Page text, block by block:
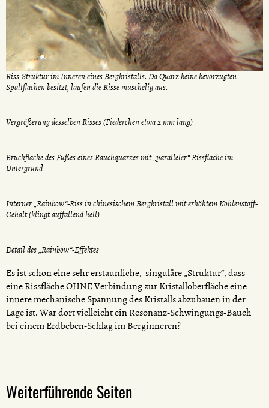
Riss-Struktur im Inneren eines Bergkristalls. Da Quarz keine bevorzugten
Spaltflächen besitzt, laufen die Risse muschelig aus.
Vergrößerung desselben Risses (Fiederchen etwa 2 mm lang)
Bruchfläche des Fußes eines Rauchquarzes mit „paralleler“ Rissfläche im
Untergrund
Interner „Rainbow“-Riss in chinesischem Bergkristall mit erhöhtem Kohlenstoff-
Gehalt (klingt auffallend hell)
Detail des „Rainbow“-Effektes
Es ist schon eine sehr erstaunliche, singuläre „Struktur“, dass
eine Rissfläche OHNE Verbindung zur Kristalloberfläche eine
innere mechanische Spannung des Kristalls abzubauen in der
Lage ist. War dort vielleicht ein Resonanz-Schwingungs-Bauch
bei einem Erdbeben-Schlag im Berginneren?
Weiterführende Seiten